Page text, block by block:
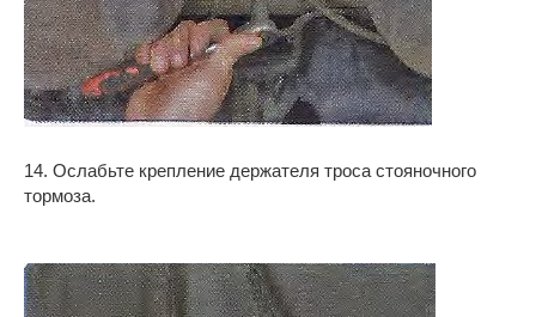
14. Ослабьте крепление держателя троса стояночного
тормоза.